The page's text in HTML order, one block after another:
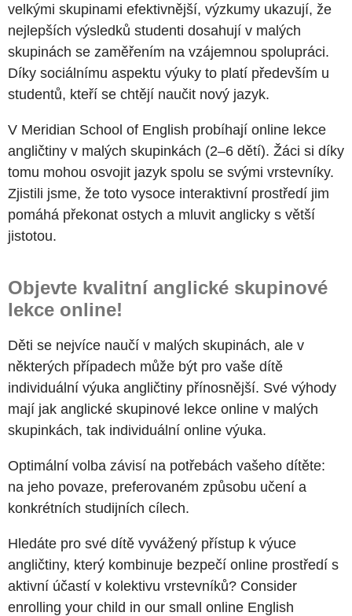
velkými skupinami efektivnější, výzkumy ukazují, že
nejlepších výsledků studenti dosahují v malých
skupinách se zaměřením na vzájemnou spolupráci.
Díky sociálnímu aspektu výuky to platí především u
studentů, kteří se chtějí naučit nový jazyk.
V Meridian School of English probíhají online lekce
angličtiny v malých skupinkách (2–6 dětí). Žáci si díky
tomu mohou osvojit jazyk spolu se svými vrstevníky.
Zjistili jsme, že toto vysoce interaktivní prostředí jim
pomáhá překonat ostych a mluvit anglicky s větší
jistotou.
Objevte kvalitní anglické skupinové
lekce online!
Děti se nejvíce naučí v malých skupinách, ale v
některých případech může být pro vaše dítě
individuální výuka angličtiny přínosnější. Své výhody
mají jak anglické skupinové lekce online v malých
skupinkách, tak individuální online výuka.
Optimální volba závisí na potřebách vašeho dítěte:
na jeho povaze, preferovaném způsobu učení a
konkrétních studijních cílech.
Hledáte pro své dítě vyvážený přístup k výuce
angličtiny, který kombinuje bezpečí online prostředí s
aktivní účastí v kolektivu vrstevníků? Consider
enrolling your child in our small online English